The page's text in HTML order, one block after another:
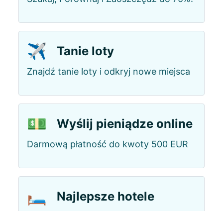
✈️ Tanie loty
Znajdź tanie loty i odkryj nowe miejsca
💵 Wyślij pieniądze online
Darmową płatność do kwoty 500 EUR
🛏️ Najlepsze hotele